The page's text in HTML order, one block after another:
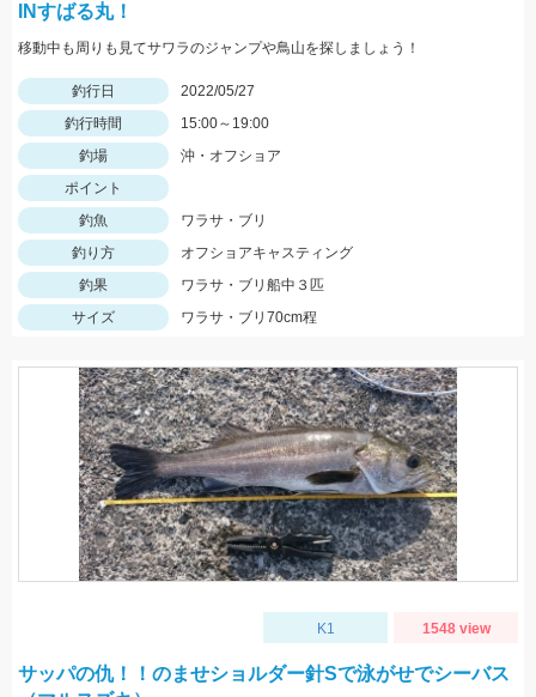
INすばる丸！
移動中も周りも見てサワラのジャンプや鳥山を探しましょう！
釣行日
2022/05/27
釣行時間
15:00～19:00
釣場
沖・オフショア
ポイント
釣魚
ワラサ・ブリ
釣り方
オフショアキャスティング
釣果
ワラサ・ブリ船中３匹
サイズ
ワラサ・ブリ70cm程
K1 1548 view
サッパの仇！！のませショルダー針Sで泳がせでシーバス